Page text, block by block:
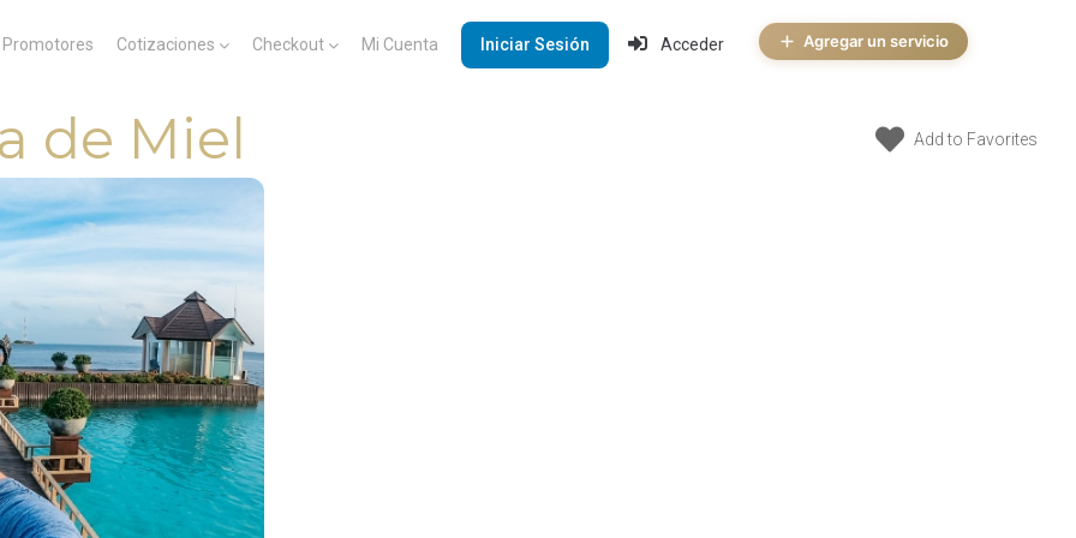
Promotores Cotizaciones Checkout Mi Cuenta Iniciar Sesión Acceder Agregar un servicio
de Miel Add to Favorites